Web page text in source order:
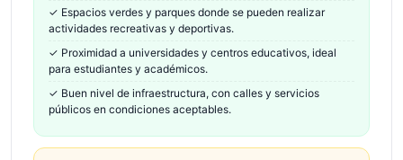
✓ Espacios verdes y parques donde se pueden realizar
actividades recreativas y deportivas.
✓ Proximidad a universidades y centros educativos, ideal
para estudiantes y académicos.
✓ Buen nivel de infraestructura, con calles y servicios
públicos en condiciones aceptables.